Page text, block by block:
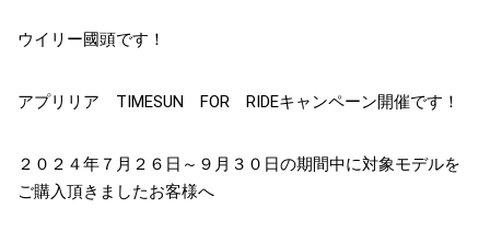
ウイリー國頭です！
アプリリア TIMESUN FOR RIDEキャンペーン開催です！
２０２４年７月２６日～９月３０日の期間中に対象モデルを
ご購入頂きましたお客様へ